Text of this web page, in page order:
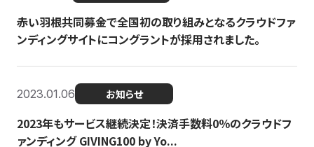
赤い羽根共同募金で全国初の取り組みとなるクラウドファ
ンディングサイトにコングラントが採用されました。
2023.01.06 お知らせ
2023年もサービス継続決定！決済手数料0％のクラウドフ
ァンディング GIVING100 by Yo...